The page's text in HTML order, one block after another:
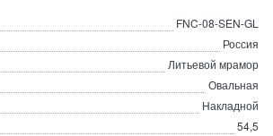
FNC-08-SEN-GL
Россия
Литьевой мрамор
Овальная
Накладной
54,5